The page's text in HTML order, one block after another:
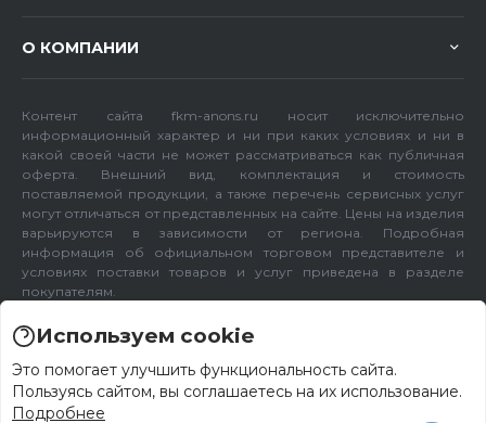
О КОМПАНИИ
Контент сайта fkm-anons.ru носит исключительно
информационный характер и ни при каких условиях и ни в
какой своей части не может рассматриваться как публичная
оферта. Внешний вид, комплектация и стоимость
поставляемой продукции, а также перечень сервисных услуг
могут отличаться от представленных на сайте. Цены на изделия
варьируются в зависимости от региона. Подробная
информация об официальном торговом представителе и
условиях поставки товаров и услуг приведена в разделе
покупателям.
Используем cookie
Это помогает улучшить функциональность сайта.
Пользуясь сайтом, вы соглашаетесь на их использование.
Подробнее